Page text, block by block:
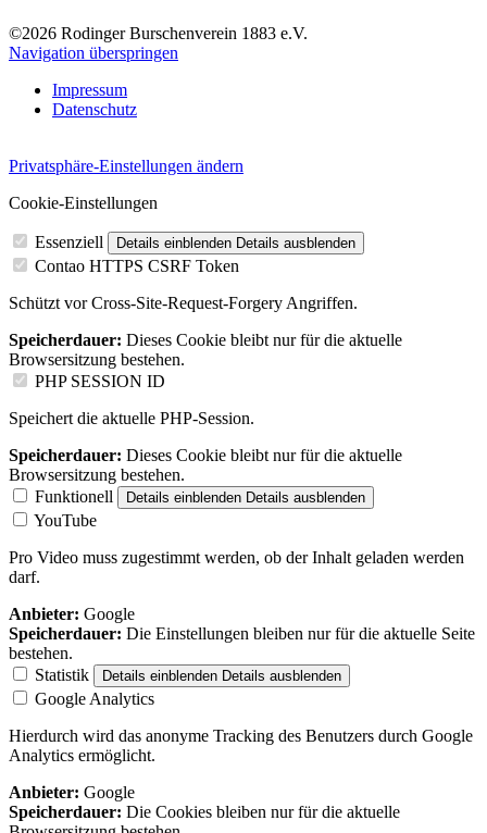
©2026 Rodinger Burschenverein 1883 e.V.
Navigation überspringen
Impressum
Datenschutz
Privatsphäre-Einstellungen ändern
Cookie-Einstellungen
Essenziell Details einblenden Details ausblenden
Contao HTTPS CSRF Token
Schützt vor Cross-Site-Request-Forgery Angriffen.
Speicherdauer: Dieses Cookie bleibt nur für die aktuelle
Browsersitzung bestehen.
PHP SESSION ID
Speichert die aktuelle PHP-Session.
Speicherdauer: Dieses Cookie bleibt nur für die aktuelle
Browsersitzung bestehen.
Funktionell
Details einblenden Details ausblenden
YouTube
Pro Video muss zugestimmt werden, ob der Inhalt geladen werden
darf.
Anbieter: Google
Speicherdauer: Die Einstellungen bleiben nur für die aktuelle Seite
bestehen.
Statistik
Details einblenden Details ausblenden
Google Analytics
Hierdurch wird das anonyme Tracking des Benutzers durch Google
Analytics ermöglicht.
Anbieter: Google
Speicherdauer: Die Cookies bleiben nur für die aktuelle